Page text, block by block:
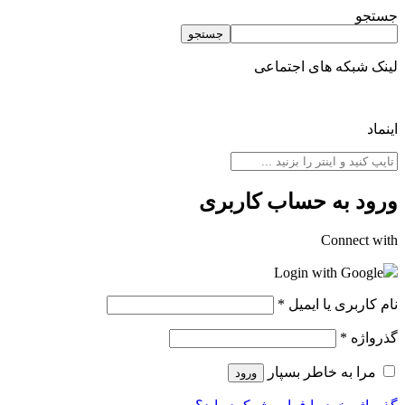
جستجو
جستجو
لینک شبکه های اجتماعی
اینماد
ورود به حساب کاربری
Connect with
Login with Google
نام کاربری یا ایمیل *
گذرواژه *
مرا به خاطر بسپار ورود